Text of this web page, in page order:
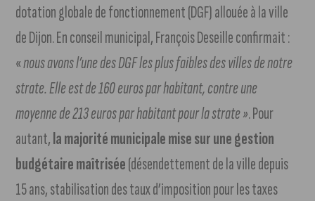
dotation globale de fonctionnement (DGF) allouée à la ville
de Dijon. En conseil municipal, François Deseille confirmait :
«nous avons l’une des DGF les plus faibles des villes de notre
strate. Elle est de 160 euros par habitant, contre une
moyenne de 213 euros par habitant pour la strate ». Pour
autant,la majorité municipale mise sur une gestion
budgétaire maîtrisée(désendettement de la ville depuis
15 ans, stabilisation des taux d’imposition pour les taxes